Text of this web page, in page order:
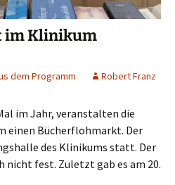
im Klinikum
dem Programm Robert Franz
im Jahr, veranstalten die
einen Bücherflohmarkt. Der
des Klinikums statt. Der
nicht fest. Zuletzt gab es am 20.